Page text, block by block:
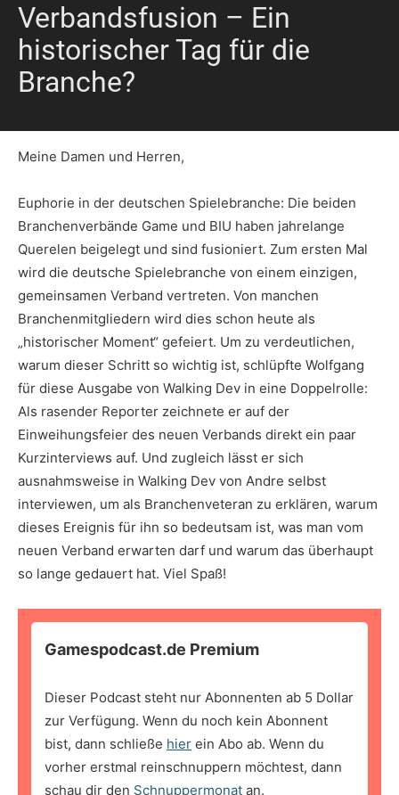
Verbandsfusion – Ein
historischer Tag für die
Branche?
Meine Damen und Herren,
Euphorie in der deutschen Spielebranche: Die beiden
Branchenverbände Game und BIU haben jahrelange
Querelen beigelegt und sind fusioniert. Zum ersten Mal
wird die deutsche Spielebranche von einem einzigen,
gemeinsamen Verband vertreten. Von manchen
Branchenmitgliedern wird dies schon heute als
„historischer Moment“ gefeiert. Um zu verdeutlichen,
warum dieser Schritt so wichtig ist, schlüpfte Wolfgang
für diese Ausgabe von Walking Dev in eine Doppelrolle:
Als rasender Reporter zeichnete er auf der
Einweihungsfeier des neuen Verbands direkt ein paar
Kurzinterviews auf. Und zugleich lässt er sich
ausnahmsweise in Walking Dev von Andre selbst
interviewen, um als Branchenveteran zu erklären, warum
dieses Ereignis für ihn so bedeutsam ist, was man vom
neuen Verband erwarten darf und warum das überhaupt
so lange gedauert hat. Viel Spaß!
Gamespodcast.de Premium
Dieser Podcast steht nur Abonnenten ab 5 Dollar
zur Verfügung. Wenn du noch kein Abonnent
bist, dann schließe hier ein Abo ab. Wenn du
vorher erstmal reinschnuppern möchtest, dann
schau dir den Schnuppermonat an.